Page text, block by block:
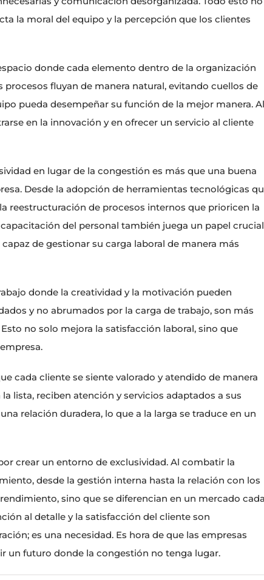
la moral del equipo y la percepción que los clientes
donde cada elemento dentro de la organización
fluyan de manera natural, evitando cuellos de
pueda desempeñar su función de la mejor manera. Al
en la innovación y en ofrecer un servicio al cliente
en lugar de la congestión es más que una buena
Desde la adopción de herramientas tecnológicas
reestructuración de procesos internos que prioricen la
del personal también juega un papel
de gestionar su carga laboral de manera más
donde la creatividad y la motivación pueden
y no abrumados por la carga de trabajo, son más
no solo mejora la satisfacción laboral, sino que
cada cliente se siente valorado y atendido de manera
lista, reciben atención y servicios adaptados a sus
relación duradera, lo que a la larga se traduce en un
crear un entorno de exclusividad. Al combatir la
desde la gestión interna hasta la relación con los
sino que se diferencian en un mercado
al detalle y la satisfacción del cliente son
es una necesidad. Es hora de que las empresas
un futuro donde la congestión no tenga lugar.